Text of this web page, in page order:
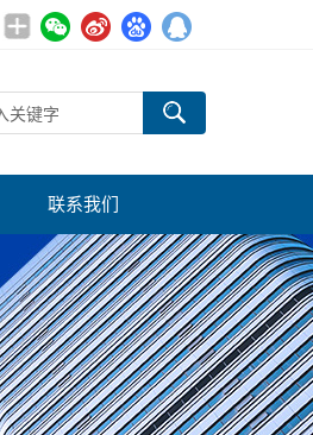
联系我们